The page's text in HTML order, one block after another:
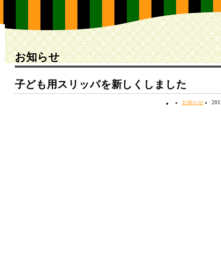
お知らせ
子ども用スリッパを新しくしました
お知らせ